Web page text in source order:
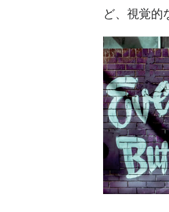
ど、視覚的